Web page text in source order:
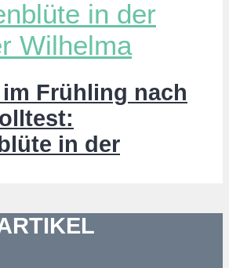
Frühling nach
in der